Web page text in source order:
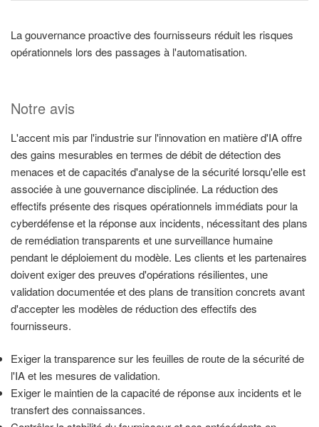
La gouvernance proactive des fournisseurs réduit les risques
opérationnels lors des passages à l'automatisation.
Notre avis
L'accent mis par l'industrie sur l'innovation en matière d'IA offre
des gains mesurables en termes de débit de détection des
menaces et de capacités d'analyse de la sécurité lorsqu'elle est
associée à une gouvernance disciplinée. La réduction des
effectifs présente des risques opérationnels immédiats pour la
cyberdéfense et la réponse aux incidents, nécessitant des plans
de remédiation transparents et une surveillance humaine
pendant le déploiement du modèle. Les clients et les partenaires
doivent exiger des preuves d'opérations résilientes, une
validation documentée et des plans de transition concrets avant
d'accepter les modèles de réduction des effectifs des
fournisseurs.
Exiger la transparence sur les feuilles de route de la sécurité de
l'IA et les mesures de validation.
Exiger le maintien de la capacité de réponse aux incidents et le
transfert des connaissances.